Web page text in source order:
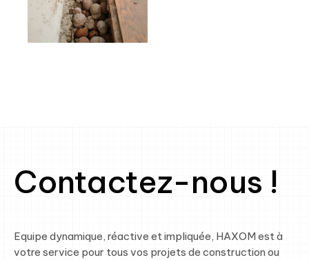
Contactez-nous !
Equipe dynamique, réactive et impliquée, HAXOM est à
votre service pour tous vos projets de construction ou